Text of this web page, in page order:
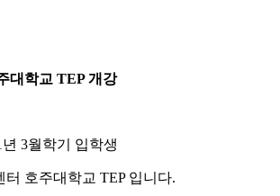
대학교 TEP 개강
3월학기 입학생
호주대학교 TEP 입니다.